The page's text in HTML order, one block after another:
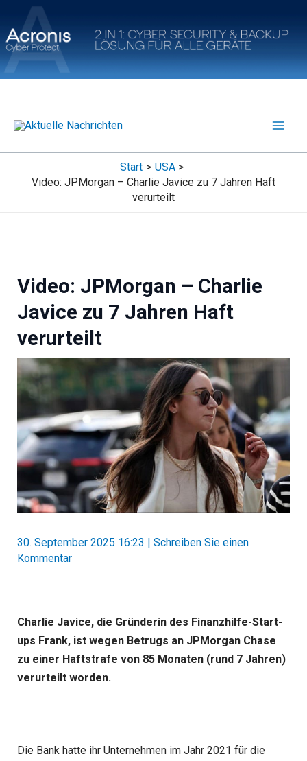
Inhalt
springen
Start
USA
Video: JPMorgan – Charlie Javice zu 7 Jahren Haft
verurteilt
Video: JPMorgan – Charlie
Javice zu 7 Jahren Haft
verurteilt
30. September 2025 16:23 | Schreiben Sie einen
Kommentar
Charlie Javice, die Gründerin des Finanzhilfe-Start-
ups Frank, ist wegen Betrugs an JPMorgan Chase
zu einer Haftstrafe von 85 Monaten (rund 7 Jahren)
verurteilt worden.
Die Bank hatte ihr Unternehmen im Jahr 2021 für die